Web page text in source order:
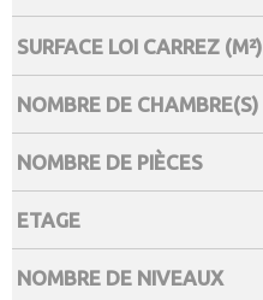
SURFACE LOI CARREZ (M²)
NOMBRE DE CHAMBRE(S)
NOMBRE DE PIÈCES
ETAGE
NOMBRE DE NIVEAUX